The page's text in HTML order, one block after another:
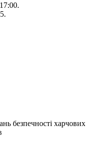
безпечності харчових